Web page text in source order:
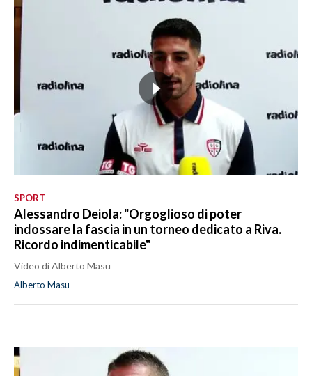
SPORT
Alessandro Deiola: "Orgoglioso di poter
indossare la fascia in un torneo dedicato a Riva.
Ricordo indimenticabile"
Video di Alberto Masu
Alberto Masu